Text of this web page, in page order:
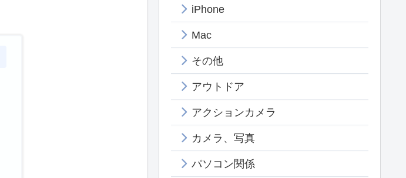
iPhone
Mac
その他
アウトドア
アクションカメラ
カメラ、写真
パソコン関係